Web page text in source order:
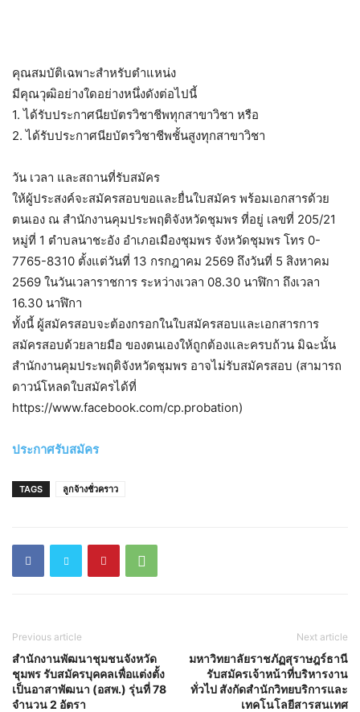
คุณสมบัติเฉพาะสำหรับตำแหน่ง
มีคุณวุฒิอย่างใดอย่างหนึ่งดังต่อไปนี้
1. ได้รับประกาศนียบัตรวิชาชีพทุกสาขาวิชา หรือ
2. ได้รับประกาศนียบัตรวิชาชีพชั้นสูงทุกสาขาวิชา
วัน เวลา และสถานที่รับสมัคร
ให้ผู้ประสงค์จะสมัครสอบขอและยื่นใบสมัคร พร้อมเอกสารด้วย
ตนเอง ณ สำนักงานคุมประพฤติจังหวัดชุมพร ที่อยู่ เลขที่ 205/21
หมู่ที่ 1 ตำบลนาชะอัง อำเภอเมืองชุมพร จังหวัดชุมพร โทร 0-
7765-8310 ตั้งแต่วันที่ 13 กรกฎาคม 2569 ถึงวันที่ 5 สิงหาคม
2569 ในวันเวลาราชการ ระหว่างเวลา 08.30 นาฬิกา ถึงเวลา
16.30 นาฬิกา
ทั้งนี้ ผู้สมัครสอบจะต้องกรอกในใบสมัครสอบและเอกสารการ
สมัครสอบด้วยลายมือ ของตนเองให้ถูกต้องและครบถ้วน มิฉะนั้น
สำนักงานคุมประพฤติจังหวัดชุมพร อาจไม่รับสมัครสอบ (สามารถ
ดาวน์โหลดใบสมัครได้ที่
https://www.facebook.com/cp.probation)
ประกาศรับสมัคร
TAGS ลูกจ้างชั่วคราว
Previous article
สำนักงานพัฒนาชุมชนจังหวัด
ชุมพร รับสมัครบุคคลเพื่อแต่งตั้ง
เป็นอาสาพัฒนา (อสพ.) รุ่นที่ 78
จำนวน 2 อัตรา
Next article
มหาวิทยาลัยราชภัฏสุราษฎร์ธานี
รับสมัครเจ้าหน้าที่บริหารงาน
ทั่วไป สังกัดสำนักวิทยบริการและ
เทคโนโลยีสารสนเทศ